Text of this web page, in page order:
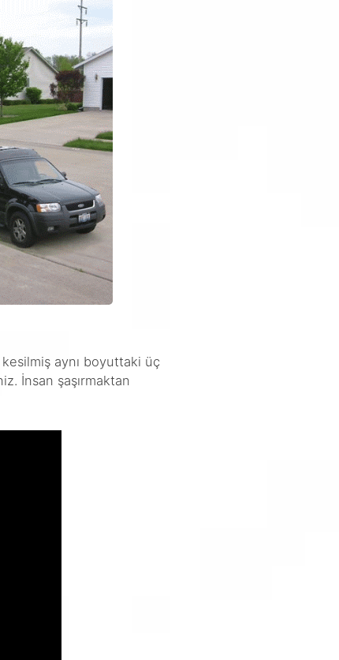
aynı boyuttaki üç
İnsan şaşırmaktan